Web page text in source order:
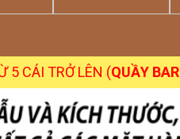
(QUẦY BAR 1 CÁI